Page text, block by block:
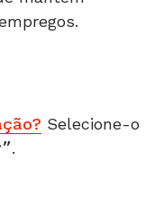
Selecione-o
.